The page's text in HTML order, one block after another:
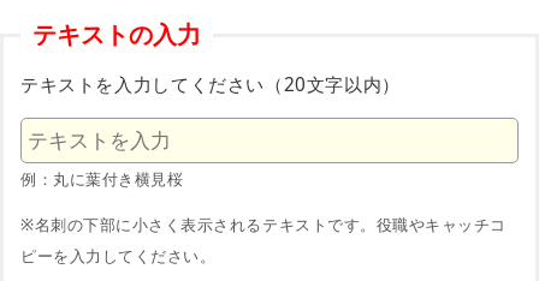
テキストの入力
テキストを入力してください（20文字以内）
例：丸に葉付き横見桜
※名刺の下部に小さく表示されるテキストです。役職やキャッチコ
ピーを入力してください。